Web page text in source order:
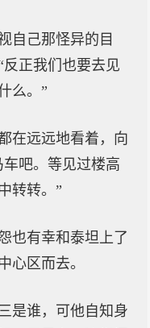
自己那怪异的目
正我们也要去见
么。”
在远远地看着，向
吧。等见过楼高
转转。”
也有幸和泰坦上了
心区而去。
是谁，可他自知身